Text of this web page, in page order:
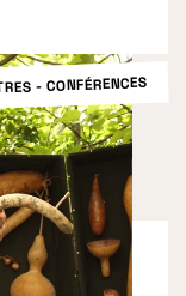
- CONFÉRENCES